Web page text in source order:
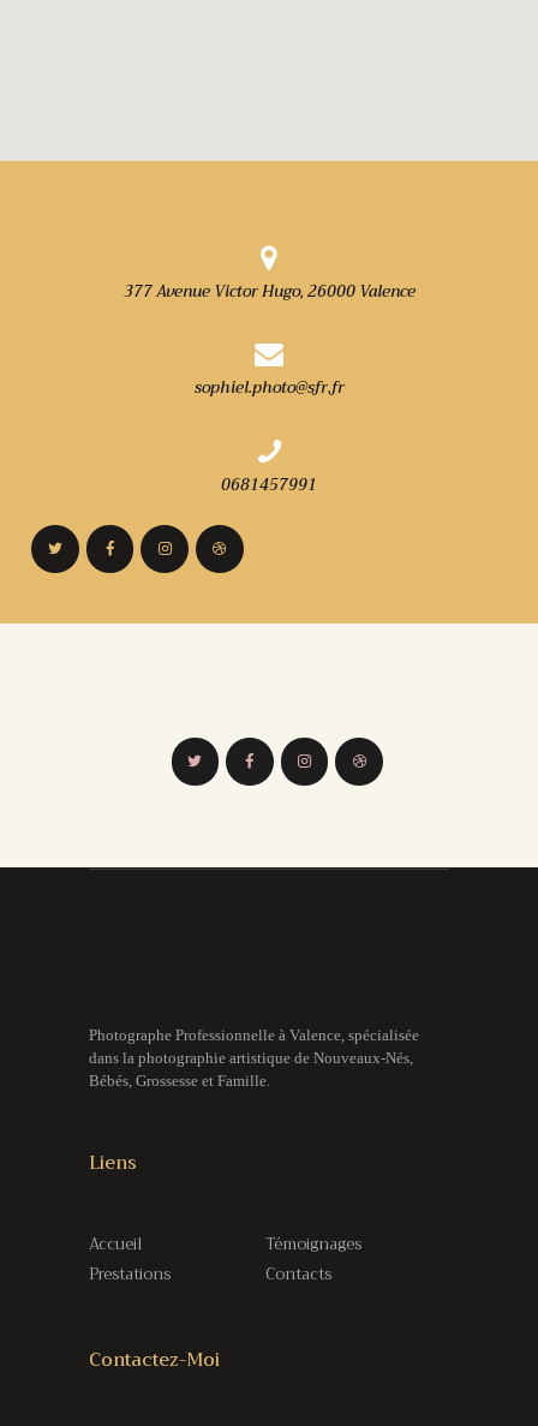
377 Avenue Victor Hugo, 26000 Valence
sophiel.photo@sfr.fr
0681457991
Photographe Professionnelle à Valence, spécialisée
dans la photographie artistique de Nouveaux-Nés,
Bébés, Grossesse et Famille.
Liens
Accueil
Témoignages
Prestations
Contacts
Contactez-Moi